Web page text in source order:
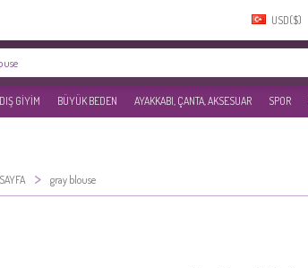
USD($)‎
DIŞ GİYİM BÜYÜK BEDEN AYAKKABI, ÇANTA, AKSESUAR SPOR
> gray blouse